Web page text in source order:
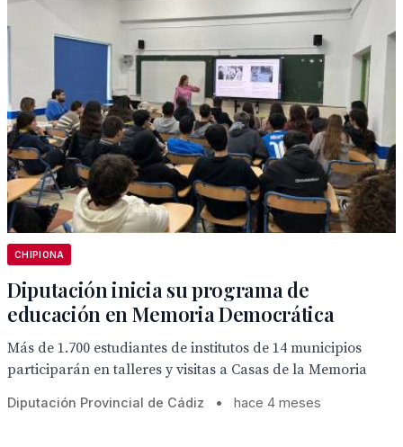
CHIPIONA
Diputación inicia su programa de
educación en Memoria Democrática
Más de 1.700 estudiantes de institutos de 14 municipios
participarán en talleres y visitas a Casas de la Memoria
Diputación Provincial de Cádiz • hace 4 meses